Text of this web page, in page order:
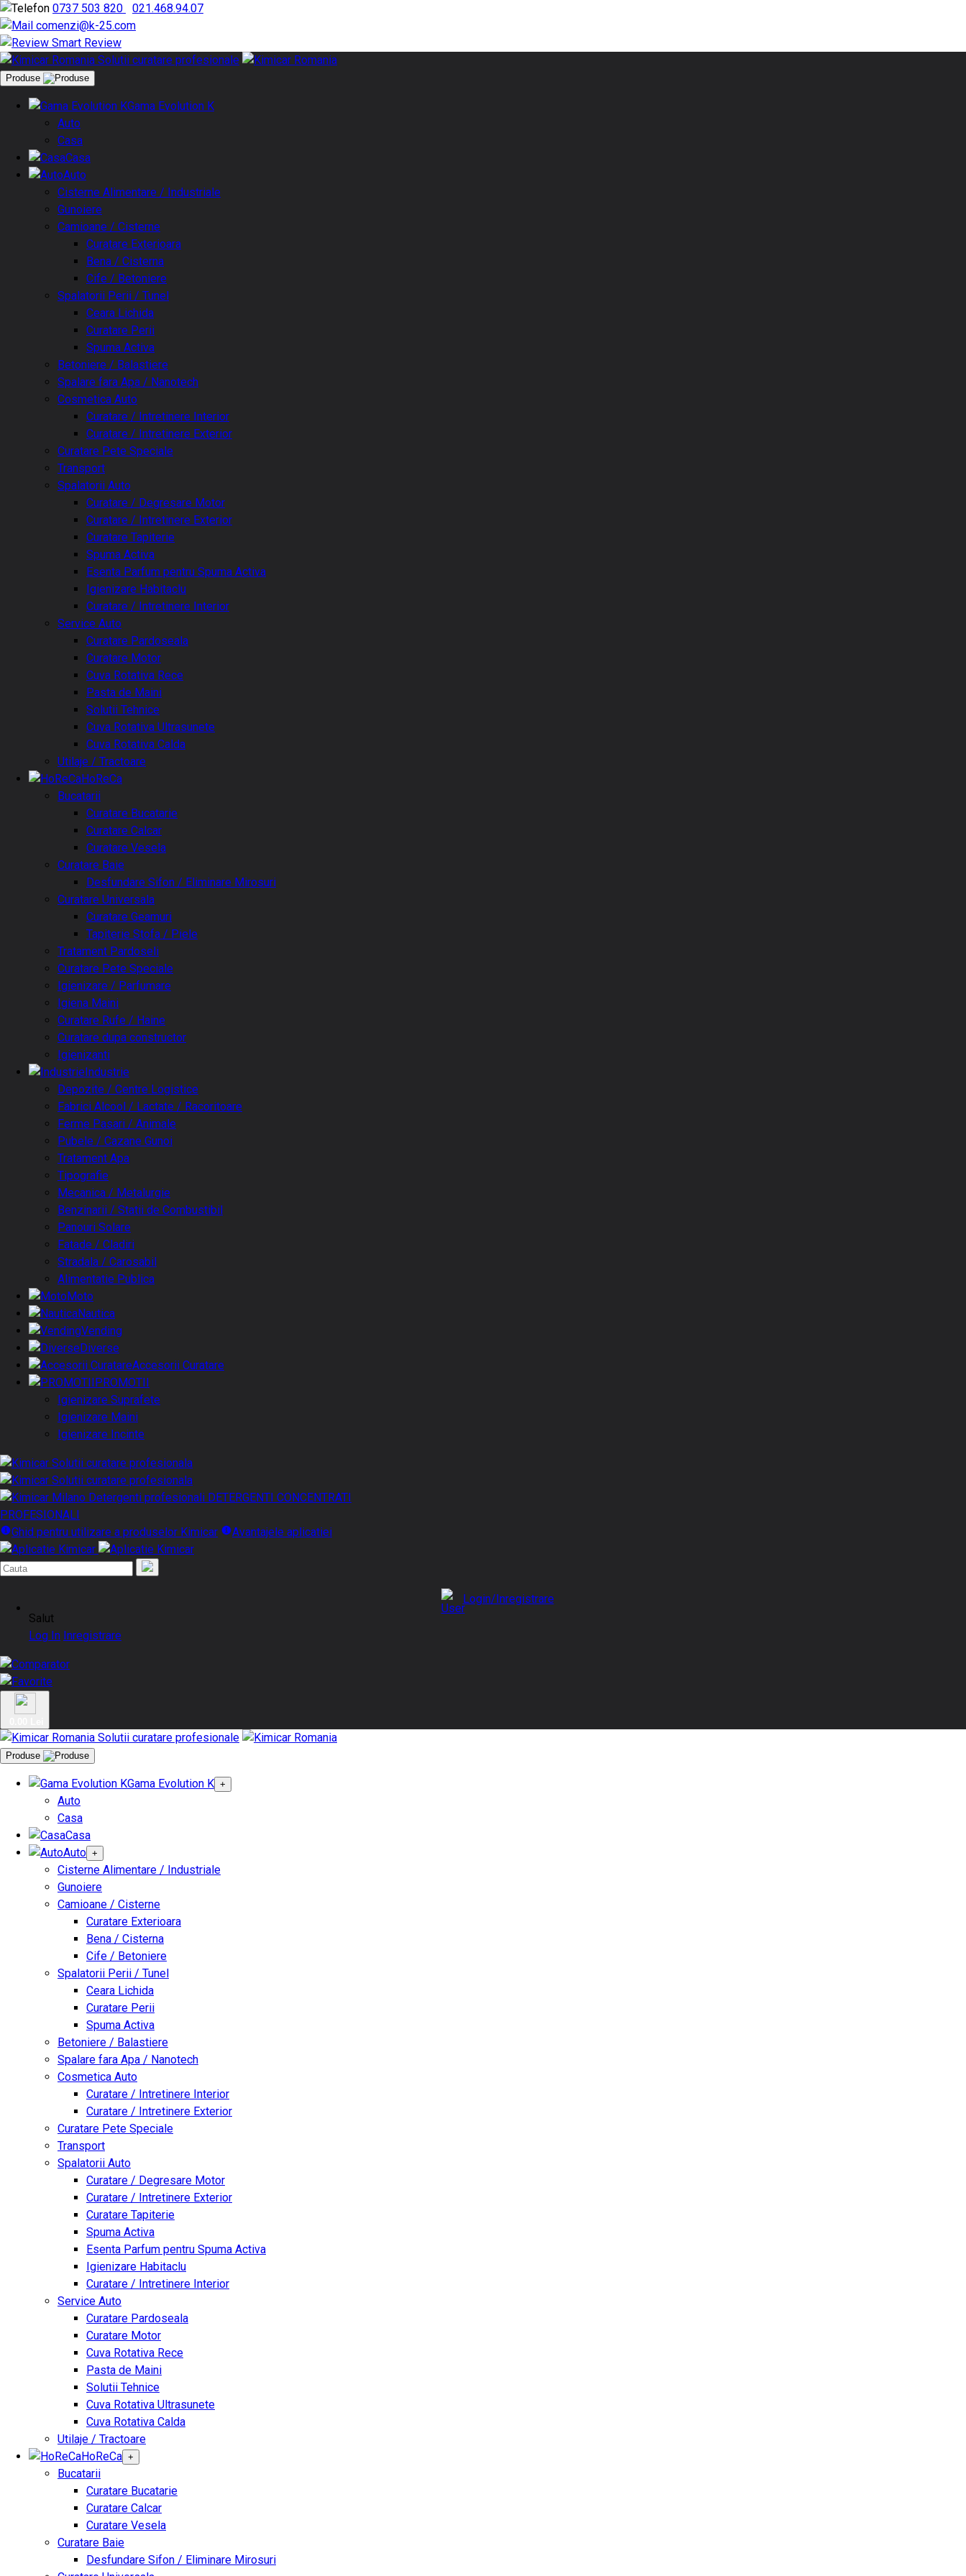
0737 503 820
021.468.94.07
comenzi@k-25.com
Smart Review
Produse
Gama Evolution K
Auto
Casa
Casa
Auto
Cisterne Alimentare / Industriale
Gunoiere
Camioane / Cisterne
Curatare Exterioara
Bena / Cisterna
Cife / Betoniere
Spalatorii Perii / Tunel
Ceara Lichida
Curatare Perii
Spuma Activa
Betoniere / Balastiere
Spalare fara Apa / Nanotech
Cosmetica Auto
Curatare / Intretinere Interior
Curatare / Intretinere Exterior
Curatare Pete Speciale
Transport
Spalatorii Auto
Curatare / Degresare Motor
Curatare / Intretinere Exterior
Curatare Tapiterie
Spuma Activa
Esenta Parfum pentru Spuma Activa
Igienizare Habitaclu
Curatare / Intretinere Interior
Service Auto
Curatare Pardoseala
Curatare Motor
Cuva Rotativa Rece
Pasta de Maini
Solutii Tehnice
Cuva Rotativa Ultrasunete
Cuva Rotativa Calda
Utilaje / Tractoare
HoReCa
Bucatarii
Curatare Bucatarie
Curatare Calcar
Curatare Vesela
Curatare Baie
Desfundare Sifon / Eliminare Mirosuri
Curatare Universala
Curatare Geamuri
Tapiterie Stofa / Piele
Tratament Pardoseli
Curatare Pete Speciale
Igienizare / Parfumare
Igiena Maini
Curatare Rufe / Haine
Curatare dupa constructor
Igienizanti
Industrie
Depozite / Centre Logistice
Fabrici Alcool / Lactate / Racoritoare
Ferme Pasari / Animale
Pubele / Cazane Gunoi
Tratament Apa
Tipografie
Mecanica / Metalurgie
Benzinarii / Statii de Combustibil
Panouri Solare
Fatade / Cladiri
Stradala / Carosabil
Alimentatie Publica
Moto
Nautica
Vending
Diverse
Accesorii Curatare
PROMOTII
Igienizare Suprafete
Igienizare Maini
Igienizare Incinte
DETERGENTI CONCENTRATI
PROFESIONALI
Ghid pentru utilizare a produselor Kimicar
Avantajele aplicatiei
Login/Inregistrare
Salut
Log In Inregistrare
Produse
Gama Evolution K +
Auto
Casa
Casa
Auto +
Cisterne Alimentare / Industriale
Gunoiere
Camioane / Cisterne
Curatare Exterioara
Bena / Cisterna
Cife / Betoniere
Spalatorii Perii / Tunel
Ceara Lichida
Curatare Perii
Spuma Activa
Betoniere / Balastiere
Spalare fara Apa / Nanotech
Cosmetica Auto
Curatare / Intretinere Interior
Curatare / Intretinere Exterior
Curatare Pete Speciale
Transport
Spalatorii Auto
Curatare / Degresare Motor
Curatare / Intretinere Exterior
Curatare Tapiterie
Spuma Activa
Esenta Parfum pentru Spuma Activa
Igienizare Habitaclu
Curatare / Intretinere Interior
Service Auto
Curatare Pardoseala
Curatare Motor
Cuva Rotativa Rece
Pasta de Maini
Solutii Tehnice
Cuva Rotativa Ultrasunete
Cuva Rotativa Calda
Utilaje / Tractoare
HoReCa +
Bucatarii
Curatare Bucatarie
Curatare Calcar
Curatare Vesela
Curatare Baie
Desfundare Sifon / Eliminare Mirosuri